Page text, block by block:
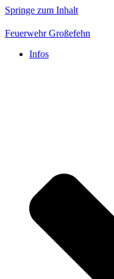
Springe zum Inhalt
Feuerwehr Großefehn
Infos